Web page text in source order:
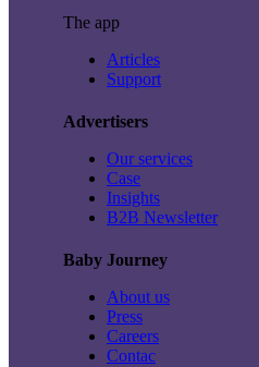
The app
Articles
Support
Advertisers
Our services
Case
Insights
B2B Newsletter
Baby Journey
About us
Press
Careers
Contac